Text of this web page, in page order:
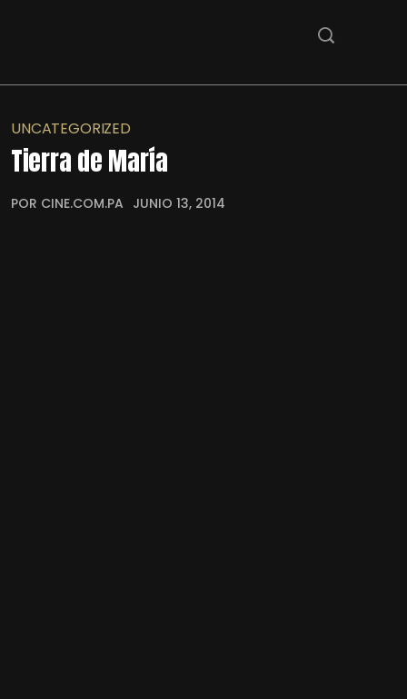
UNCATEGORIZED
Tierra de María
POR CINE.COM.PA JUNIO 13, 2014